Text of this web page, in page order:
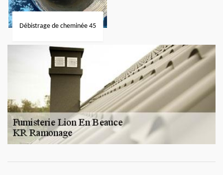
Débistrage de cheminée 45